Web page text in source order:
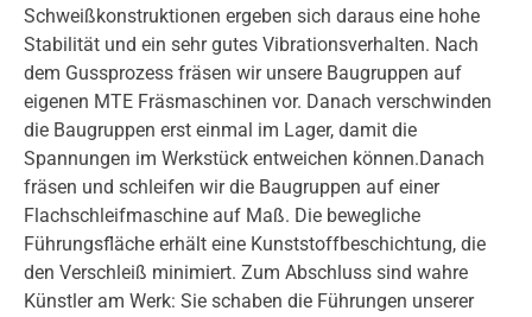
Schweißkonstruktionen ergeben sich daraus eine hohe
Stabilität und ein sehr gutes Vibrationsverhalten. Nach
dem Gussprozess fräsen wir unsere Baugruppen auf
eigenen MTE Fräsmaschinen vor. Danach verschwinden
die Baugruppen erst einmal im Lager, damit die
Spannungen im Werkstück entweichen können.Danach
fräsen und schleifen wir die Baugruppen auf einer
Flachschleifmaschine auf Maß. Die bewegliche
Führungsfläche erhält eine Kunststoffbeschichtung, die
den Verschleiß minimiert. Zum Abschluss sind wahre
Künstler am Werk: Sie schaben die Führungen unserer